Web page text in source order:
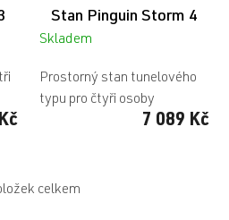
Stan Pinguin Storm 4
Skladem
7 089 Kč
Prostorný stan tunelového
typu pro čtyři osoby
Ocelkem